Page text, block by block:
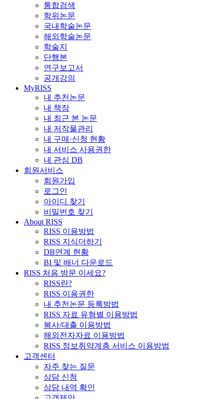
통합검색
학위논문
국내학술논문
해외학술논문
학술지
단행본
연구보고서
공개강의
MyRISS
내 추천논문
내 책장
내 최근 본 논문
내 저작물관리
내 구매·신청 현황
내 서비스 사용권한
내 관심 DB
회원서비스
회원가입
로그인
아이디 찾기
비밀번호 찾기
About RISS
RISS 이용방법
RISS 지식더하기
DB연계 현황
BI 및 배너 다운로드
RISS 처음 방문 이세요?
RISS란?
RISS 이용권한
내 추천논문 등록방법
RISS 자료 유형별 이용방법
복사/대출 이용방법
해외전자자료 이용방법
RISS 정보취약계층 서비스 이용방법
고객센터
자주 찾는 질문
상담 신청
상담 내역 확인